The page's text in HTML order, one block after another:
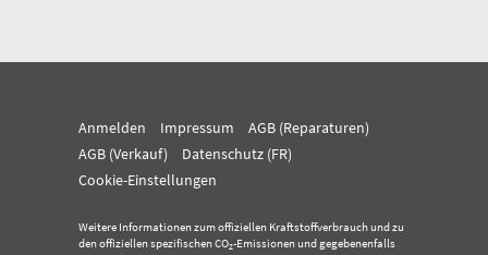
Anmelden Impressum
AGB (Reparaturen)
AGB (Verkauf)
Datenschutz (FR)
Cookie-Einstellungen
Weitere Informationen zum offiziellen Kraftstoffverbrauch und zu
den offiziellen spezifischen CO2-Emissionen und gegebenenfalls